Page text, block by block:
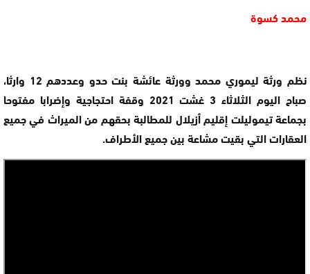
محمد كسوة
نظم ورثة ليموري محمد وورثة عائشة بنت حدو وعددهم 12 وارثا،
صباح اليوم الثلاثاء 3 غشت 2021 وقفة احتجاجية وإضرابا مفتوحا
بجماعة تيموليلت إقليم أزيلال للمطالبة بحقهم من الميراث في جميع
العقارات التي بقيت مشاعة بين جميع الأطراف.